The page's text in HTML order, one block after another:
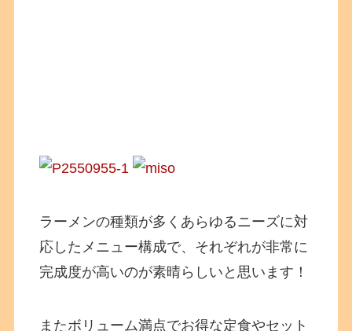
ラーメンの種類が多くあらゆるニーズに対
応したメニュー構成で、それぞれが非常に
完成度が高いのが素晴らしいと思います！
またボリューム満点でお得な定食やセット